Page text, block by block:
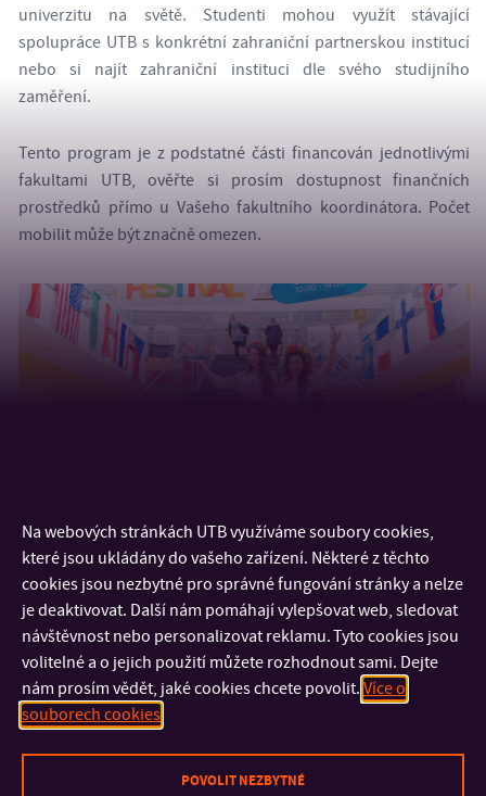
univerzitu na světě. Studenti mohou využít stávající
spolupráce UTB s konkrétní zahraniční partnerskou institucí
nebo si najít zahraniční instituci dle svého studijního
zaměření.
Tento program je z podstatné části financován jednotlivými
fakultami UTB, ověřte si prosím dostupnost finančních
prostředků přímo u Vašeho fakultního koordinátora. Počet
mobilit může být značně omezen.
Na webových stránkách UTB využíváme soubory cookies,
které jsou ukládány do vašeho zařízení. Některé z těchto
cookies jsou nezbytné pro správné fungování stránky a nelze
je deaktivovat. Další nám pomáhají vylepšovat web, sledovat
návštěvnost nebo personalizovat reklamu. Tyto cookies jsou
volitelné a o jejich použití můžete rozhodnout sami. Dejte
nám prosím vědět, jaké cookies chcete povolit. Více o
souborech cookies
POVOLIT NEZBYTNÉ